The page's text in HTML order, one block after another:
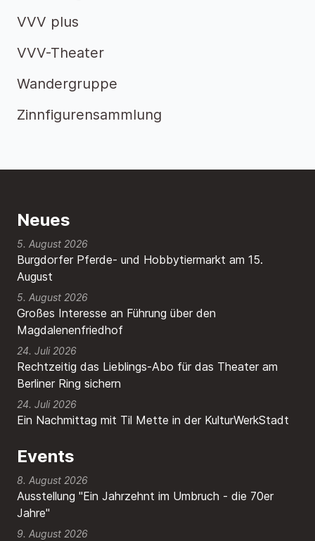
VVV plus
VVV-Theater
Wandergruppe
Zinnfigurensammlung
Neues
Burgdorfer Pferde- und Hobbytiermarkt am 15.
August
5. August 2026
Großes Interesse an Führung über den
Magdalenenfriedhof
5. August 2026
Rechtzeitig das Lieblings-Abo für das Theater am
Berliner Ring sichern
24. Juli 2026
Ein Nachmittag mit Til Mette in der KulturWerkStadt
24. Juli 2026
Events
8. August 2026
Ausstellung "Ein Jahrzehnt im Umbruch - die 70er
Jahre"
9. August 2026